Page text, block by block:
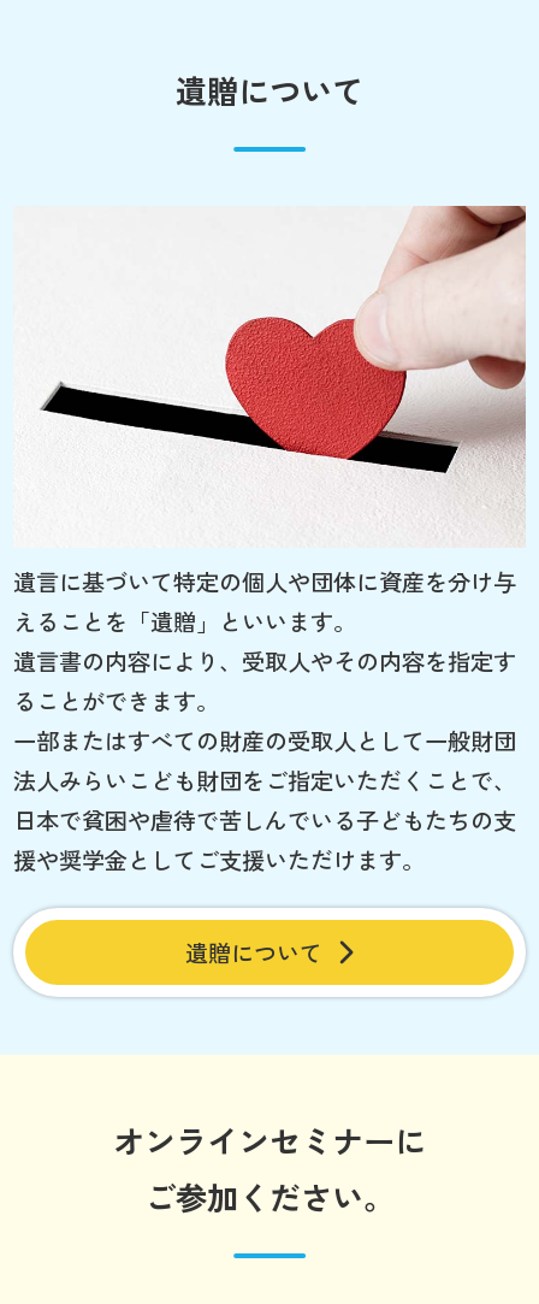
遺贈について
遺言に基づいて特定の個人や団体に資産を分け与
えることを「遺贈」といいます。
遺言書の内容により、受取人やその内容を指定す
ることができます。
一部またはすべての財産の受取人として一般財団
法人みらいこども財団をご指定いただくことで、
日本で貧困や虐待で苦しんでいる子どもたちの支
援や奨学金としてご支援いただけます。
遺贈について
オンラインセミナーに
ご参加ください。